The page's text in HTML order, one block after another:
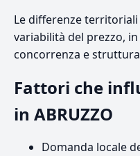
Le differenze
variabilità del prezzo,
concorrenza e
Fattori che
in ABRUZZO
Domanda locale